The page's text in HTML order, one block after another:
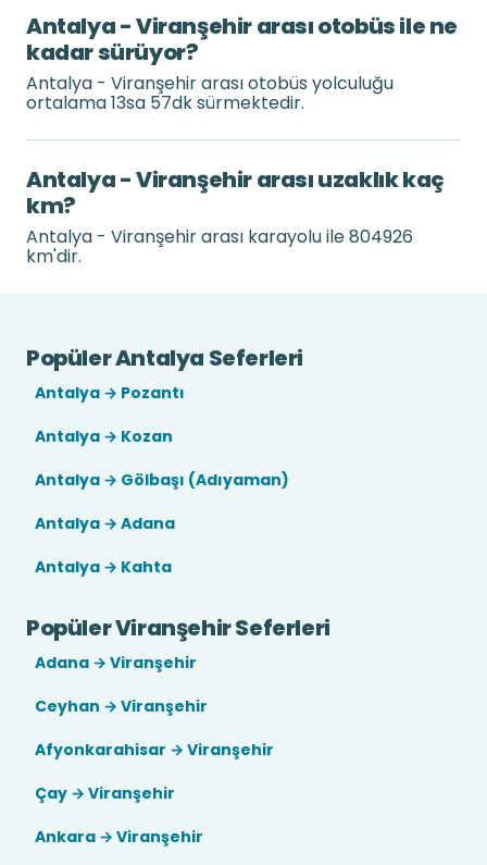
Antalya - Viranşehir arası otobüs ile ne
kadar sürüyor?
Antalya - Viranşehir arası otobüs yolculuğu
ortalama 13sa 57dk sürmektedir.
Antalya - Viranşehir arası uzaklık kaç
km?
Antalya - Viranşehir arası karayolu ile 804926
km'dir.
Popüler Antalya Seferleri
Antalya → Pozantı
Antalya → Kozan
Antalya → Gölbaşı (Adıyaman)
Antalya → Adana
Antalya → Kahta
Popüler Viranşehir Seferleri
Adana → Viranşehir
Ceyhan → Viranşehir
Afyonkarahisar → Viranşehir
Çay → Viranşehir
Ankara → Viranşehir